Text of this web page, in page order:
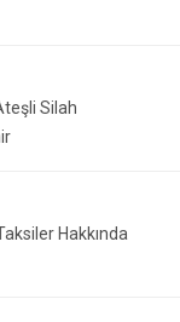
Silah
Hakkında